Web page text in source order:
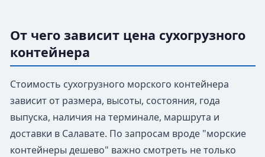
От чего зависит цена сухогрузного
контейнера
Стоимость сухогрузного морского контейнера
зависит от размера, высоты, состояния, года
выпуска, наличия на терминале, маршрута и
доставки в Салавате. По запросам вроде "морские
контейнеры дешево" важно смотреть не только